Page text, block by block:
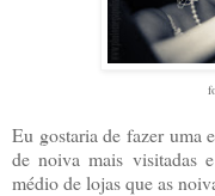
Eu gostaria de fazer uma
de noiva mais visitadas
médio de lojas que as